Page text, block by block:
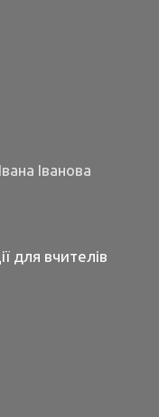
Іванова
для вчителів